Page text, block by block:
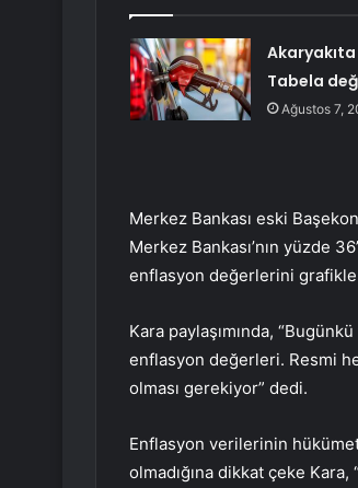
Tabela
Ağustos 7,
Merkez Bankası eski
Merkez Bankası’nın yüzde
enflasyon değerlerini grafikle
Kara paylaşımında,
enflasyon değerleri. Resmi
olması gerekiyor” dedi.
Enflasyon verilerinin
olmadığına dikkat çeke Kara,